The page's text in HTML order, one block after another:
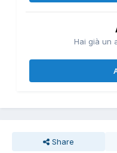
Hai già un
Share